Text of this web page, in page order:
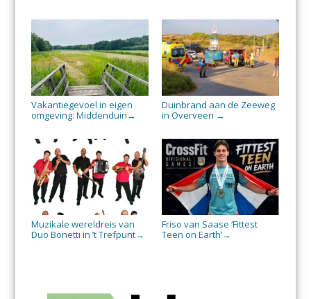
Vakantiegevoel in eigen
omgeving: Middenduin →
Duinbrand aan de Zeeweg
in Overveen →
Muzikale wereldreis van
Duo Bonetti in ’t Trefpunt→
Friso van Saase ‘Fittest
Teen on Earth’→